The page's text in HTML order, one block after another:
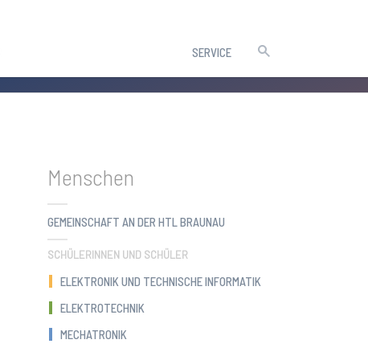
SERVICE
Menschen
GEMEINSCHAFT AN DER HTL BRAUNAU
SCHÜLERINNEN UND SCHÜLER
ELEKTRONIK UND TECHNISCHE INFORMATIK
ELEKTROTECHNIK
MECHATRONIK